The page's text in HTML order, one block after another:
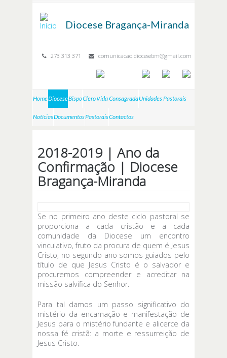
Diocese Bragança-Miranda
273 313 371 comunicacao.diocesebm@gmail.com
HomeDioceseBispoCleroVida ConsagradaUnidades Pastorais
NotíciasDocumentosPastoraisContactos
2018-2019 | Ano da
Confirmação | Diocese
Bragança-Miranda
Se no primeiro ano deste ciclo pastoral se
proporciona a cada cristão e a cada
comunidade da Diocese um encontro
vinculativo, fruto da procura de quem é Jesus
Cristo, no segundo ano somos guiados pelo
título de que Jesus Cristo é o salvador e
procuremos compreender e acreditar na
missão salvífica do Senhor.
Para tal damos um passo significativo do
mistério da encarnação e manifestação de
Jesus para o mistério fundante e alicerce da
nossa fé cristã: a morte e ressurreição de
Jesus Cristo.